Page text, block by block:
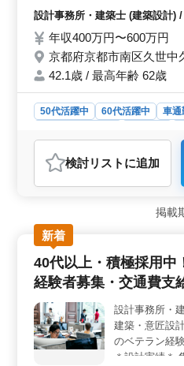
特に歓迎されます。年収350
回の賞与も支給され、安定し
す。皆様のご応募を心よりお
ニング ・基本
申請、各種書
理 等 ・CAD
り、安定した
す。 CADの操
設計事務所・建築士 (建築設計)
年収400万円〜600万円
京都府京都市南区久世中
42.1歳 / 最高年齢 62歳
50代活躍中 60代活躍中 車通
おすすめポイント
＜安定した給与水準と交通
600万円と、設計業務経験者
れています。また、通勤手当
るため、公共交通機関を利用
能です。さらに、車通勤も許
段の柔軟性が高く、ライフス
現できます。公共事業に携わ
す。 ＜年間休日123日と働
職場は週休2日制で、年間休
おり、土日祝日の休みを確保
しています。さらに、夏季や
検討リスト に追加
掲載
新着
40代以上・積極採用中
経験者募集・交通費支
建築・意匠設
のベテラン経
＊設計実績＊